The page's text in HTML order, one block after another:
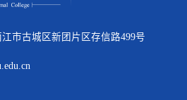
市古城区新团片区存信路499号